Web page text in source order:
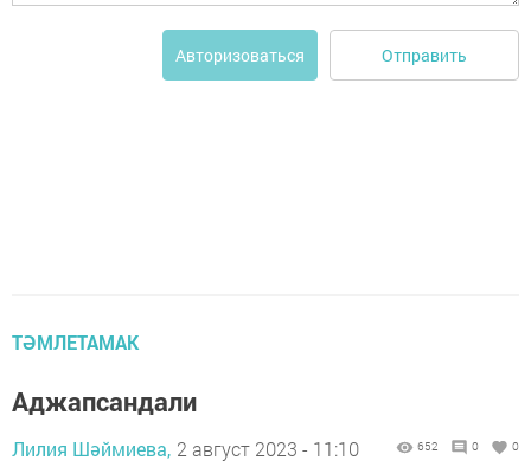
Авторизоваться Отправить
ТӘМЛЕТАМАК
Аджапсандали
Лилия Шәймиева, 2 август 2023 - 11:10 652 0 0